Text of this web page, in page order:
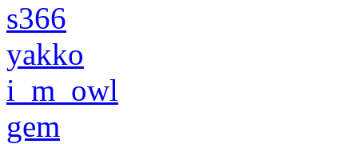
s366
yakko
i_m_owl
gem